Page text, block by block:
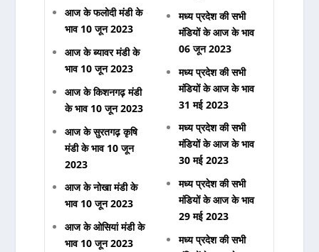
आज के फलोदी मंडी के
भाव 10 जून 2023
आज के ब्यावर मंडी के
भाव 10 जून 2023
आज के किशनगढ़ मंडी
के भाव 10 जून 2023
आज के सुरतगढ़ कृषि
मंडी के भाव 10 जून
2023
आज के नोखा मंडी के
भाव 10 जून 2023
आज के ओसियां मंडी के
भाव 10 जून 2023
मध्य प्रदेश की सभी
मंडियों के आज के भाव
06 जून 2023
मध्य प्रदेश की सभी
मंडियों के आज के भाव
31 मई 2023
मध्य प्रदेश की सभी
मंडियों के आज के भाव
30 मई 2023
मध्य प्रदेश की सभी
मंडियों के आज के भाव
29 मई 2023
मध्य प्रदेश की सभी